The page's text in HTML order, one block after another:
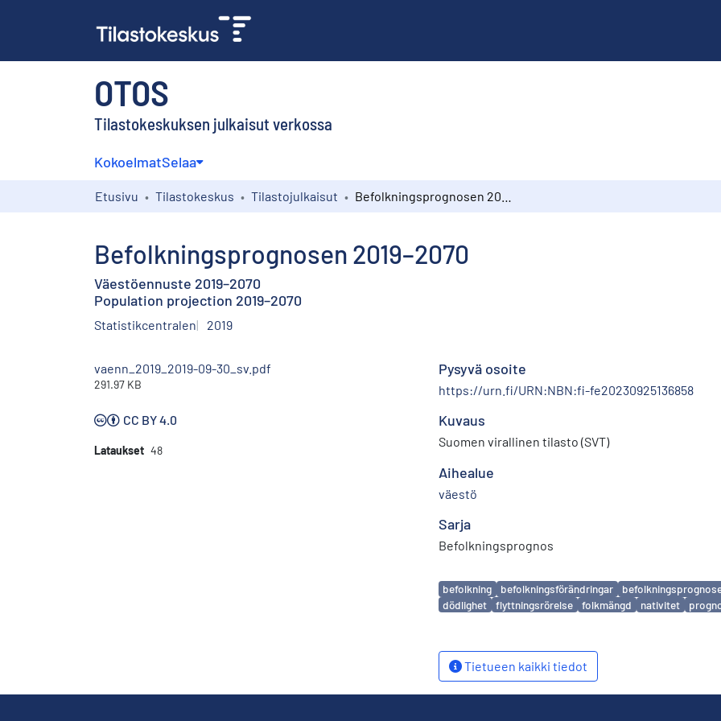
OTOS
Tilastokeskuksen julkaisut verkossa
KokoelmatSelaa
Etusivu Tilastokeskus Tilastojulkaisut
Befolkningsprognosen 2019–2070
Väestöennuste 2019–2070
Population projection 2019–2070
Statistikcentralen 2019
vaenn_2019_2019-09-30_sv.pdf
291.97 KB
CC BY 4.0
Lataukset 48
Pysyvä osoite
https://urn.fi/URN:NBN:fi-fe20230925136858
Kuvaus
Suomen virallinen tilasto (SVT)
Aihealue
väestö
Sarja
Befolkningsprognos
Avainsanat
befolkning befolkningsförändringar
dödlighet
flyttningsrörelse folkmängd nativitet
Tietueen kaikki tiedot